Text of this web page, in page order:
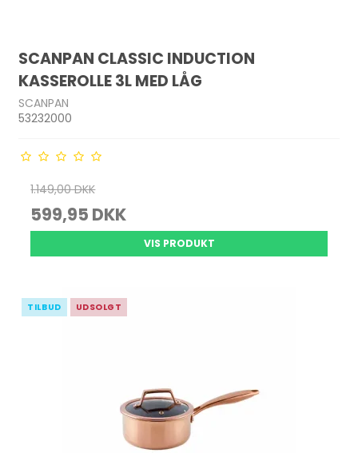
SCANPAN CLASSIC INDUCTION
KASSEROLLE 3L MED LÅG
SCANPAN
53232000
1.149,00 DKK
599,95 DKK
VIS PRODUKT
TILBUD UDSOLGT